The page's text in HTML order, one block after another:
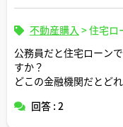
不動産購入 >住宅ロ
公務員だと住宅ローン
すか？
どこの金融機関だとど
回答 : 2